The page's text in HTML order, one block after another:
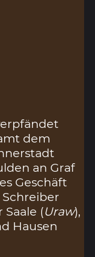
dem
an Graf
Geschäft
(Uraw),
Hausen